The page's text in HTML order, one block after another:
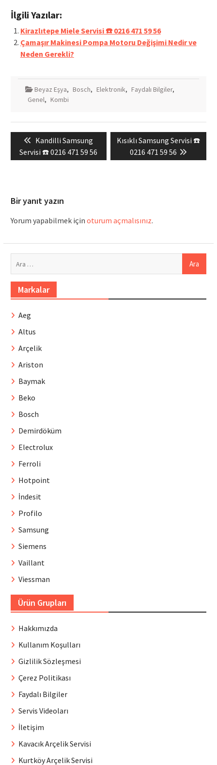
İlgili Yazılar:
Kirazlıtepe Miele Servisi ☎️ 0216 471 59 56
Çamaşır Makinesi Pompa Motoru Değişimi Nedir ve
Neden Gerekli?
Beyaz Eşya, Bosch, Elektronik, Faydalı Bilgiler,
Genel, Kombi
Yazı
gezinmesi
Previous
post:
Kandilli Samsung
Servisi ☎️ 0216 471 59 56
Next
post:
Kısıklı Samsung Servisi ☎️
0216 471 59 56
Bir yanıt yazın
Yorum yapabilmek için oturum açmalısınız.
Markalar
Aeg
Altus
Arçelik
Ariston
Baymak
Beko
Bosch
Demirdöküm
Electrolux
Ferroli
Hotpoint
İndesit
Profilo
Samsung
Siemens
Vaillant
Viessman
Ürün Grupları
Hakkımızda
Kullanım Koşulları
Gizlilik Sözleşmesi
Çerez Politikası
Faydalı Bilgiler
Servis Videoları
İletişim
Kavacık Arçelik Servisi
Kurtköy Arçelik Servisi